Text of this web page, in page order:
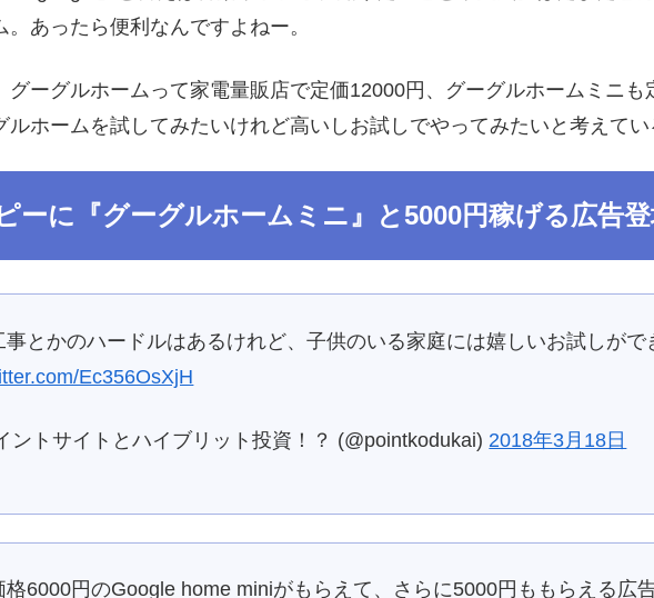
。あったら便利なんですよねー。
グーグルホームって家電量販店で定価12000円、グーグルホームミニ
ルホームを試してみたいけれど高いしお試しでやってみたいと考えて
ーに『グーグルホームミニ』と5000円稼げる広告
事とかのハードルはあるけれど、子供のいる家庭には嬉しいお試しがで
Ec356OsXjH
トサイトとハイブリット投資！？ (@pointkodukai) 2018年3月18日
格6000円のGoogle home miniがもらえて、さらに5000円ももらえる広